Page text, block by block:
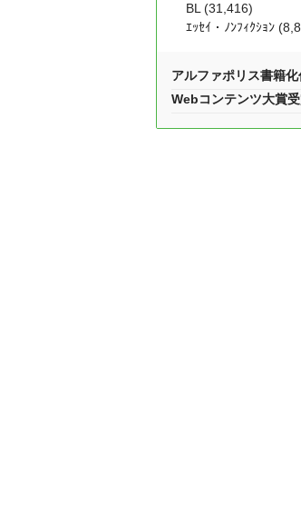
BL (31,416)
ｴｯｾｲ・ﾉﾝﾌｨｸｼｮﾝ
アルファポリス書籍
Webコンテンツ大賞